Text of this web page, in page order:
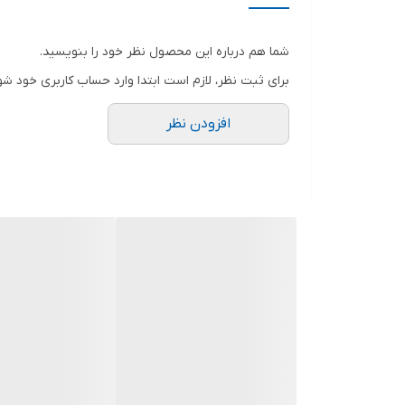
شما هم درباره این محصول نظر خود را بنویسید.
برای ثبت نظر، لازم است ابتدا وارد حساب کاربری خود
افزودن نظر